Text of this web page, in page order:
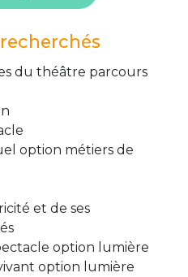
du théâtre parcours
option métiers de
et de ses
option lumière
option lumière